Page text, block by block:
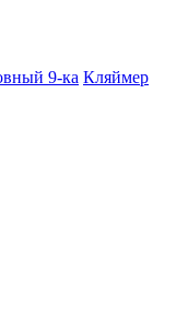
Кляймер